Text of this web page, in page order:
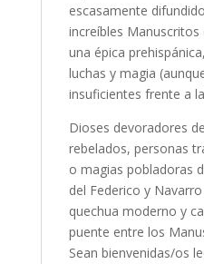
escasamente
increíbles
una épica
luchas y magia
insuficientes frente a
Dioses devoradores
rebelados, personas
o magias pobladoras
del Federico y
quechua moderno y
puente entre los
Sean bienvenidas/os